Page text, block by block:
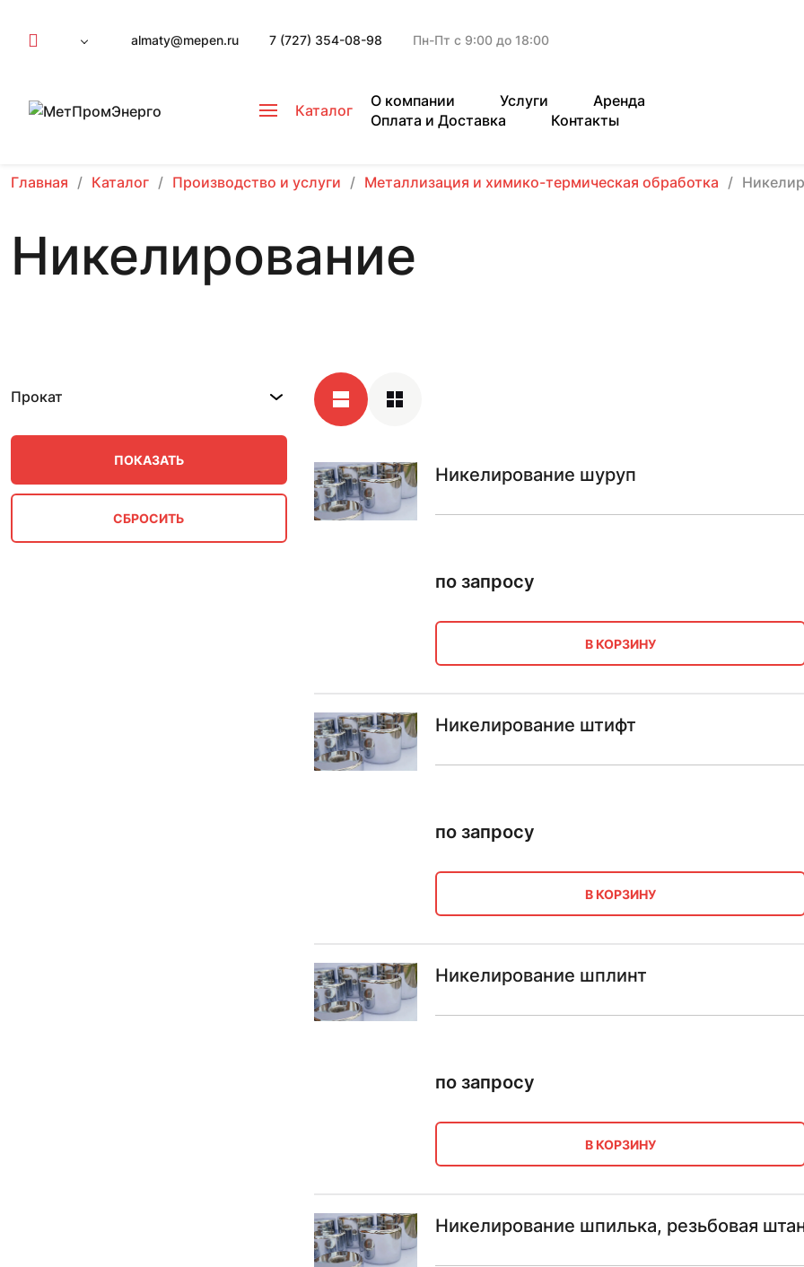
almaty@mepen.ru 7 (727) 354-08-98 Пн-Пт с 9:00 до 18:00
Каталог
О компании Услуги
Аренда
Оплата и Доставка
Контакты
Главная Каталог Производство и услуги Металлизация и химико-термическая обработка
Никелирование
Прокат
Никелирование шуруп
по запросу
В КОРЗИНУ
Никелирование штифт
по запросу
В КОРЗИНУ
Никелирование шплинт
по запросу
В КОРЗИНУ
Никелирование шпилька, резьбовая